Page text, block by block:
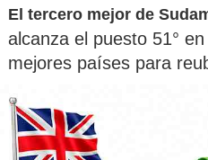
El tercero mejor de
alcanza el puesto 51°
mejores países para